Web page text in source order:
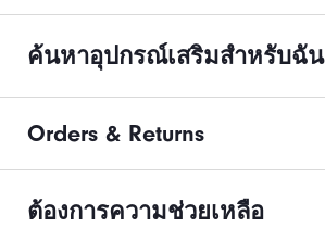
ค้นหาอุปกรณ์เสริมสำหรับฉัน
Orders & Returns
ต้องการความช่วยเหลือ